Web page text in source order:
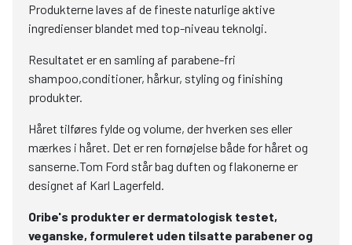
Produkterne laves af de fineste naturlige aktive
ingredienser blandet med top-niveau teknolgi.
Resultatet er en samling af parabene-fri
shampoo,conditioner, hårkur, styling og finishing
produkter.
Håret tilføres fylde og volume, der hverken ses eller
mærkes i håret. Det er ren fornøjelse både for håret og
sanserne.Tom Ford står bag duften og flakonerne er
designet af Karl Lagerfeld.
Oribe's produkter er dermatologisk testet,
veganske, formuleret uden tilsatte parabener og